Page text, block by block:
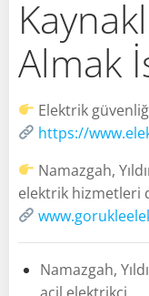
Almak
Elektrik
https://
Namazgah,
elektrik hizmetleri
Namazgah,